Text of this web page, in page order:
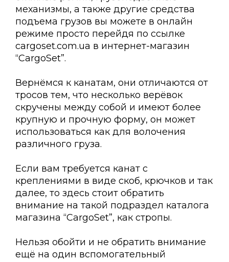
механизмы, а также другие средства
подъема грузов вы можете в онлайн
режиме просто перейдя по ссылке
cargoset.com.uа в интернет-магазин
“CargoSet”.
Вернёмся к канатам, они отличаются от
тросов тем, что несколько верёвок
скручены между собой и имеют более
крупную и прочную форму, он может
использоваться как для волочения
различного груза.
Если вам требуется канат с
креплениями в виде скоб, крючков и так
далее, то здесь стоит обратить
внимание на такой подраздел каталога
магазина “CargoSet”, как стропы.
Нельзя обойти и не обратить внимание
ещё на один вспомогательный